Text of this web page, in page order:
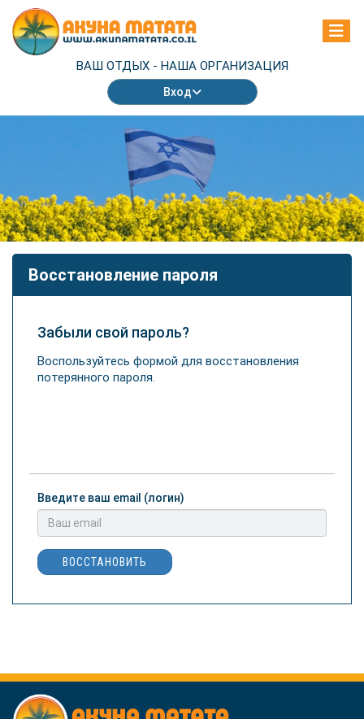
ВАШ ОТДЫХ - НАША ОРГАНИЗАЦИЯ
Вход
Восстановление пароля
Забыли свой пароль?
Воспользуйтесь формой для восстановления
потерянного пароля.
Введите ваш email (логин)